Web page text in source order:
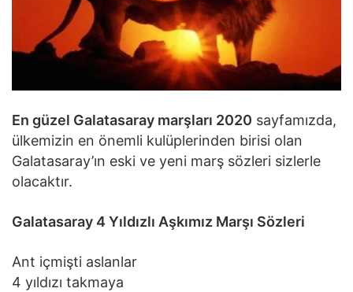
En güzel Galatasaray marşları 2020 sayfamızda,
ülkemizin en önemli kulüplerinden birisi olan
Galatasaray’ın eski ve yeni marş sözleri sizlerle
olacaktır.
Galatasaray 4 Yıldızlı Aşkımız Marşı Sözleri
Ant içmişti aslanlar
4 yıldızı takmaya